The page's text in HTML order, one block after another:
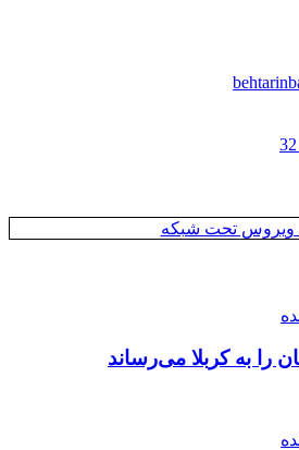
ویروس تحت شبکه
را به کربلا می‌رساند